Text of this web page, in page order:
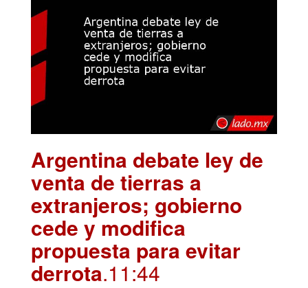
Argentina debate ley de
venta de tierras a
extranjeros; gobierno
cede y modifica
propuesta para evitar
derrota.11:44